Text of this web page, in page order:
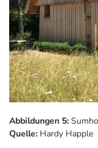
Abbildungen 5:
Quelle: Hardy Happle